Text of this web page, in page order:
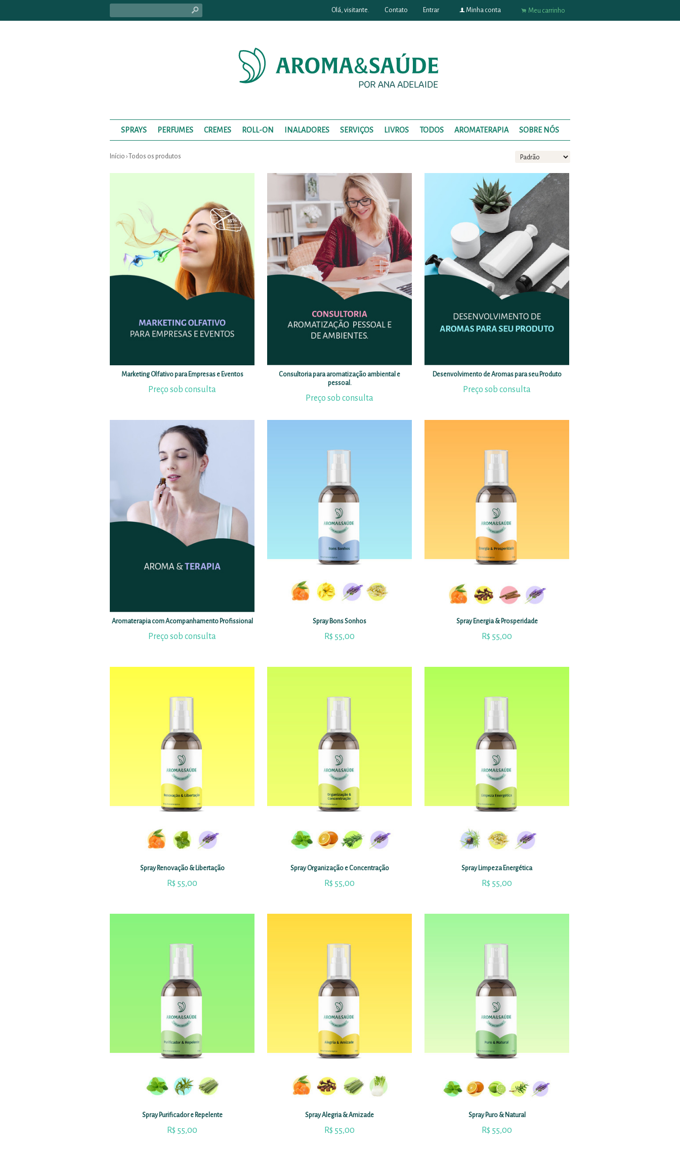
s Olá, visitante. Contato Entrar fMinha conta . Meu carrinho
SPRAYS PERFUMES CREMES ROLL-ON INALADORES SERVIÇOS LIVROS TODOS AROMATERAPIA SOBRE NÓS
Início › Todos os produtos
Marketing Olfativo para Empresas e Eventos
Preço sob consulta
Consultoria para aromatização ambiental e
pessoal.
Preço sob consulta
Desenvolvimento de Aromas para seu Produto
Preço sob consulta
Aromaterapia com Acompanhamento Profissional
Preço sob consulta
Spray Bons Sonhos
R$ 55,00
Spray Energia & Prosperidade
R$ 55,00
Spray Renovação & Libertação
R$ 55,00
Spray Organização e Concentração
R$ 55,00
Spray Limpeza Energética
R$ 55,00
Spray Purificador e Repelente
R$ 55,00
Spray Alegria & Amizade
R$ 55,00
Spray Puro & Natural
R$ 55,00